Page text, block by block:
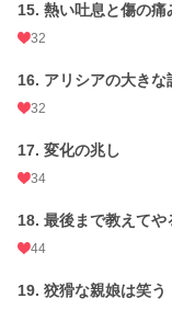
15. 熱い吐息と傷の
32
16. アリシアの大きな
32
17. 変化の兆し
34
18. 最後まで教えて
44
19. 狡猾な親娘は笑う